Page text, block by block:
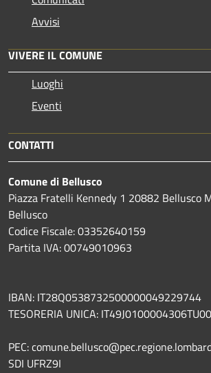
Avvisi
VIVERE IL COMUNE
Luoghi
Eventi
CONTATTI
Comune di Bellusco
Piazza Fratelli Kennedy 1 20882 Bellusco
Bellusco
Codice Fiscale: 03352640159
Partita IVA: 00749010963
IBAN: IT28Q0538732500000049229744
TESORERIA UNICA:
PEC:
SDI UFRZ9I